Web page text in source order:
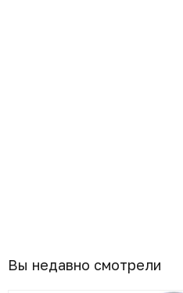
Вы недавно смотрели